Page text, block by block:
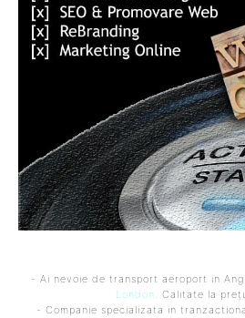
- Ai nevoie de transport aeroport in
London. Calitate la
- Companie specializata in